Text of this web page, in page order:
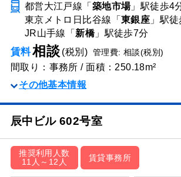
都営大江戸線「 築地市場」駅徒歩4
東京メトロ日比谷線「 東銀座 」駅徒
JR山手線「 新橋」駅徒歩7分
賃料相談(税別) 管理費: 相談(税別)
間取り：事務所 / 面積：250.18m²
その他基本情報
辰中ビル 602号室
推奨利用人数
11人～12人
賃貸事務所